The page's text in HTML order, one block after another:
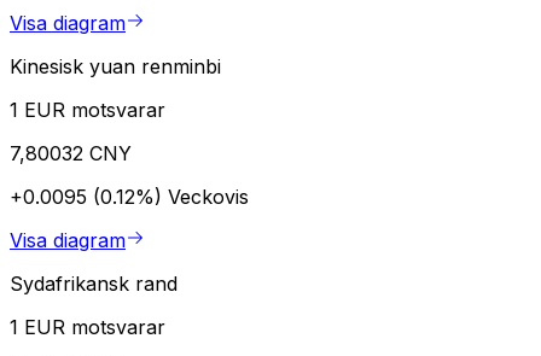
Visa diagram
Kinesisk yuan renminbi
1 EUR motsvarar
7,80032 CNY
+0.0095 (0.12%) Veckovis
Visa diagram
Sydafrikansk rand
1 EUR motsvarar